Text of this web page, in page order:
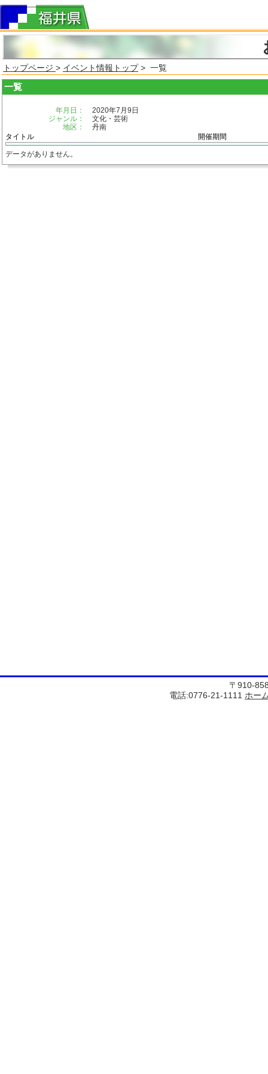
トップページ > イベント情報トップ> 一覧
一覧
年月日：
2020年7月9日
ジャンル：
文化・芸術
地区：
丹南
タイトル
開催期間
データがありません。
〒910-
電話:0776-21-1111 ホー